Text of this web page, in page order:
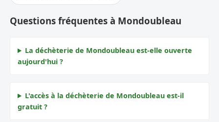
Questions fréquentes à Mondoubleau
La déchèterie de Mondoubleau est-elle ouverte
aujourd'hui ?
L'accès à la déchèterie de Mondoubleau est-il
gratuit ?